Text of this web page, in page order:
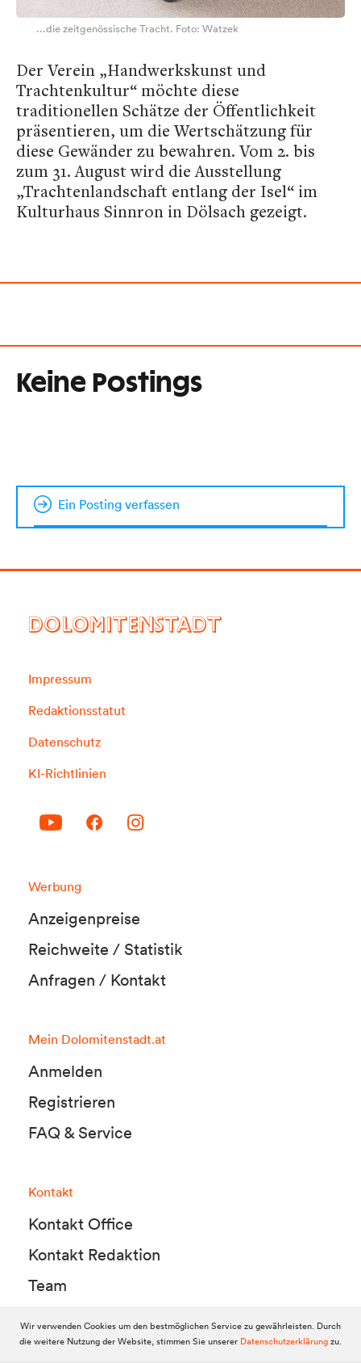
...die zeitgenössische Tracht. Foto: Watzek
Der Verein „Handwerkskunst und
Trachtenkultur“ möchte diese
traditionellen Schätze der Öffentlichkeit
präsentieren, um die Wertschätzung für
diese Gewänder zu bewahren. Vom 2. bis
zum 31. August wird die Ausstellung
„Trachtenlandschaft entlang der Isel“ im
Kulturhaus Sinnron in Dölsach gezeigt.
Keine Postings
Ein Posting verfassen
DOLOMITENSTADT
Impressum
Redaktionsstatut
Datenschutz
KI-Richtlinien
Werbung
Anzeigenpreise
Reichweite / Statistik
Anfragen / Kontakt
Mein Dolomitenstadt.at
Anmelden
Registrieren
FAQ & Service
Kontakt
Kontakt Office
Kontakt Redaktion
Team
© 2010-2026 Dolomitenstadt.at
Wir verwenden Cookies um den bestmöglichen Service zu gewährleisten. Durch
die weitere Nutzung der Website, stimmen Sie unserer Datenschutzerklärungzu.